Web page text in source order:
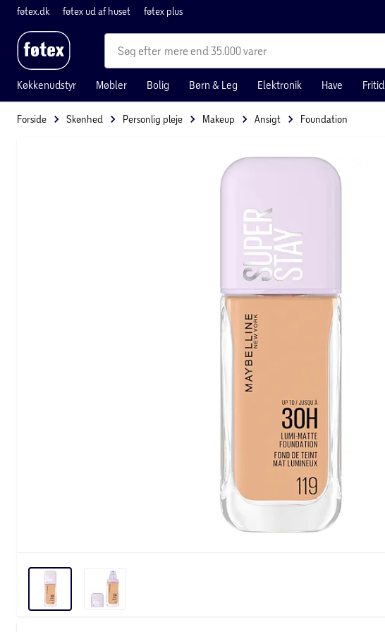
føtex.dk føtex ud af huset føtex plus
mere end 35.000 varer
Køkkenudstyr Møbler Bolig Børn & Leg Elektronik Have Fritid
Forside Skønhed Personlig pleje Makeup Ansigt Foundation